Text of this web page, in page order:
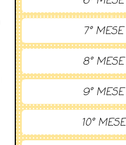
7° MESE
8° MESE
9° MESE
10° MESE